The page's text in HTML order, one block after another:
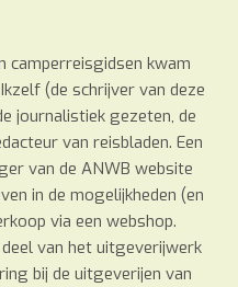
camperreisgidsen kwam
(de schrijver van deze
journalistiek gezeten, de
van reisbladen. Een
van de ANWB website
in de mogelijkheden (en
via een webshop.
van het uitgeverijwerk
bij de uitgeverijen van